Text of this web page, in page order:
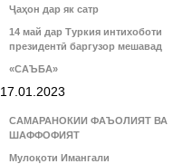
Ҷаҳон дар як сатр
14 май дар Туркия интихоботи
президентӣ баргузор мешавад
«САЪБА»
17.01.2023
САМАРАНОКИИ ФАЪОЛИЯТ ВА
ШАФФОФИЯТ
Мулоқоти Имангали